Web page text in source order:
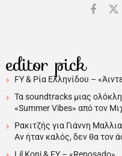
editor pick
FY & Ρία Ελληνίδου –
Τα soundtracks μιας
«Summer Vibes» από τον
Ρακιτζής για Γιάννη
Αν ήταν καλός, δεν θα τον